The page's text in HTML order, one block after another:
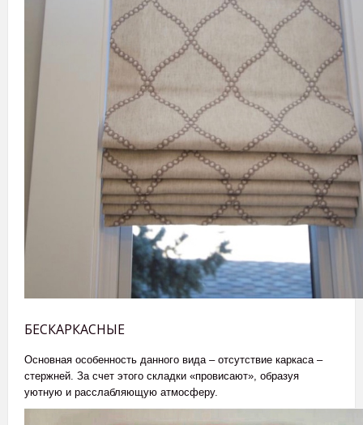
БЕСКАРКАСНЫЕ
Основная особенность данного вида – отсутствие каркаса –
стержней. За счет этого складки «провисают», образуя
уютную и расслабляющую атмосферу.